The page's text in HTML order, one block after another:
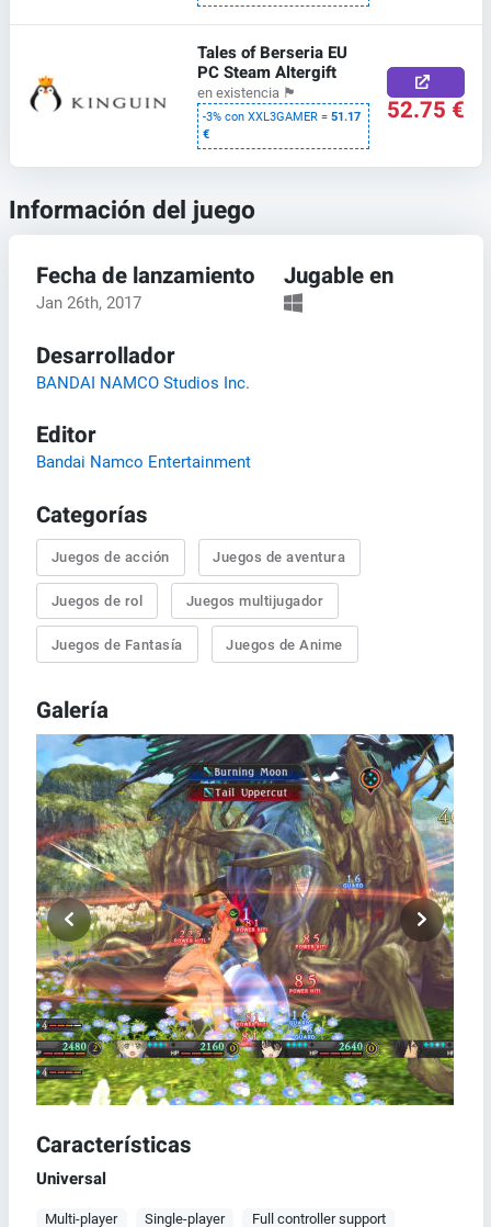
Tales of Berseria EU
PC Steam Altergift
en existencia 🏴
-3% con XXL3GAMER =51.17
€
52.75 €
Información del juego
Fecha de lanzamiento
Jan 26th, 2017
Jugable en
Desarrollador
BANDAI NAMCO Studios Inc.
Editor
Bandai Namco Entertainment
Categorías
Juegos de acción Juegos de aventura
Juegos de rol Juegos multijugador
Juegos de Fantasía Juegos de Anime
Galería
Características
Universal
Multi-player Single-player Full controller support